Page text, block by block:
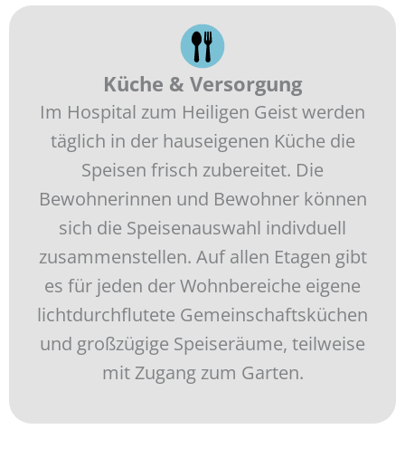
Küche & Versorgung
Im Hospital zum Heiligen Geist werden
täglich in der hauseigenen Küche die
Speisen frisch zubereitet. Die
Bewohnerinnen und Bewohner können
sich die Speisenauswahl indivduell
zusammenstellen. Auf allen Etagen gibt
es für jeden der Wohnbereiche eigene
lichtdurchflutete Gemeinschaftsküchen
und großzügige Speiseräume, teilweise
mit Zugang zum Garten.